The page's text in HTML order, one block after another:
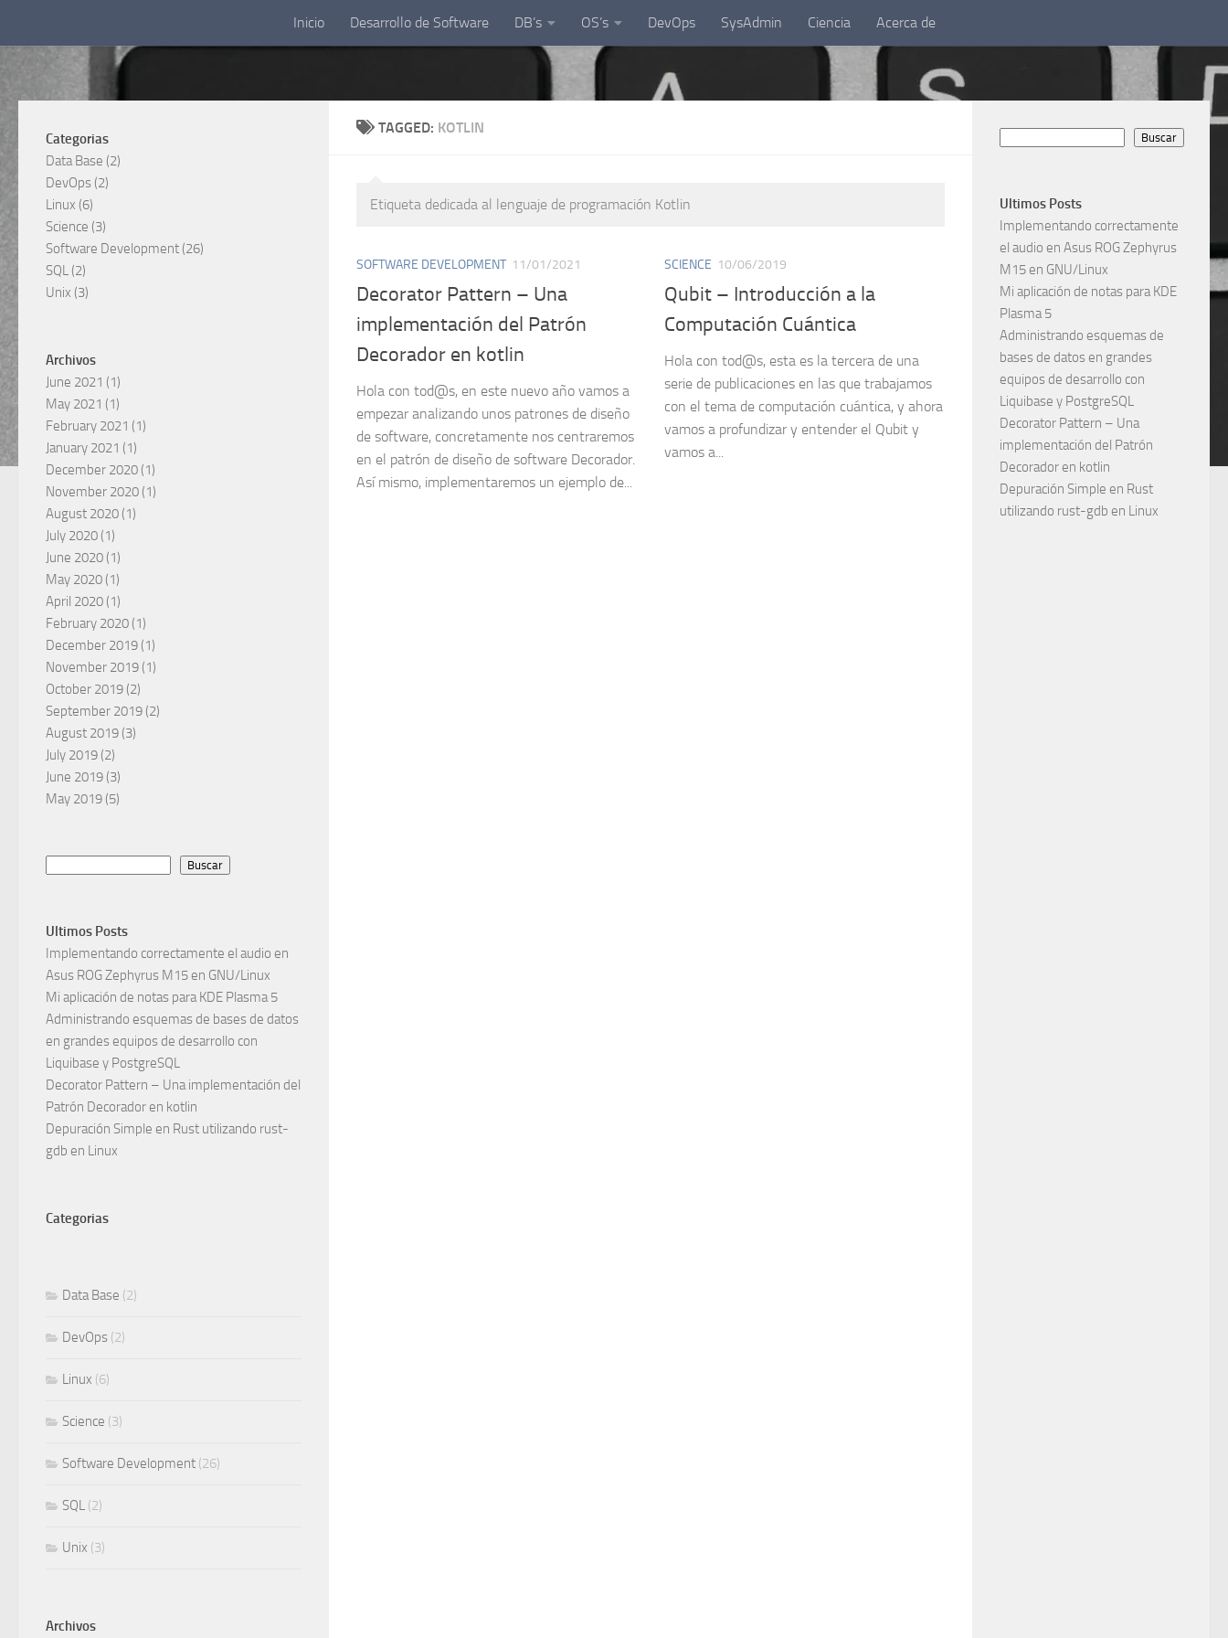
Inicio Desarrollo de Software DB’s OS’s DevOps SysAdmin Ciencia Acerca de
TAGGED: KOTLIN
Etiqueta dedicada al lenguaje de programación Kotlin
SOFTWARE DEVELOPMENT 11/01/2021
Decorator Pattern – Una
implementación del Patrón
Decorador en kotlin
Hola con tod@s, en este nuevo año vamos a
empezar analizando unos patrones de diseño
de software, concretamente nos centraremos
en el patrón de diseño de software Decorador.
Así mismo, implementaremos un ejemplo de...
SCIENCE 10/06/2019
Qubit – Introducción a la
Computación Cuántica
Hola con tod@s, esta es la tercera de una
serie de publicaciones en las que trabajamos
con el tema de computación cuántica, y ahora
vamos a profundizar y entender el Qubit y
vamos a...
Categorias
Data Base (2)
DevOps (2)
Linux (6)
Science (3)
Software Development (26)
SQL (2)
Unix (3)
Archivos
June 2021 (1)
May 2021 (1)
February 2021 (1)
January 2021 (1)
December 2020 (1)
November 2020 (1)
August 2020 (1)
July 2020 (1)
June 2020 (1)
May 2020 (1)
April 2020 (1)
February 2020 (1)
December 2019 (1)
November 2019 (1)
October 2019 (2)
September 2019 (2)
August 2019 (3)
July 2019 (2)
June 2019 (3)
May 2019 (5)
Buscar
Ultimos Posts
Implementando correctamente el audio en
Asus ROG Zephyrus M15 en GNU/Linux
Mi aplicación de notas para KDE Plasma 5
Administrando esquemas de bases de datos
en grandes equipos de desarrollo con
Liquibase y PostgreSQL
Decorator Pattern – Una implementación del
Patrón Decorador en kotlin
Depuración Simple en Rust utilizando rust-
gdb en Linux
Categorias
Data Base (2)
DevOps (2)
Linux (6)
Science (3)
Software Development (26)
SQL (2)
Unix (3)
Archivos
Buscar
Ultimos Posts
Implementando correctamente
el audio en Asus ROG Zephyrus
M15 en GNU/Linux
Mi aplicación de notas para KDE
Plasma 5
Administrando esquemas de
bases de datos en grandes
equipos de desarrollo con
Liquibase y PostgreSQL
Decorator Pattern – Una
implementación del Patrón
Decorador en kotlin
Depuración Simple en Rust
utilizando rust-gdb en Linux